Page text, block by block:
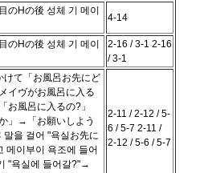
のHの後 성체 기 메이
4-14
のHの後 성체 기 메이
2-16 / 3-1 2-16
/ 3-1
けて「お風呂お先にど
イヴがお風呂に入る
お風呂に入るの?」
」→「お願いしよう
말을 걸어 "욕실お先に
메이부이 욕조에 들어
"욕실에 들어갈?"→
2-11 / 2-12 / 5-
6 / 5-7 2-11 /
2-12 / 5-6 / 5-7